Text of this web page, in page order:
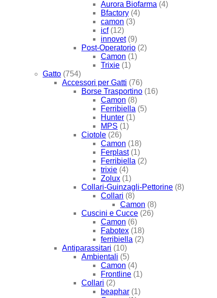
Aurora Biofarma (4)
Bfactory (4)
camon (3)
icf (12)
innovet (9)
Post-Operatorio (2)
Camon (1)
Trixie (1)
Gatto (754)
Accessori per Gatti (76)
Borse Trasportino (16)
Camon (8)
Ferribiella (5)
Hunter (1)
MPS (1)
Ciotole (26)
Camon (18)
Ferplast (1)
Ferribiella (2)
trixie (4)
Zolux (1)
Collari-Guinzagli-Pettorine (8)
Collari (8)
Camon (8)
Cuscini e Cucce (26)
Camon (6)
Fabotex (18)
ferribiella (2)
Antiparassitari (10)
Ambientali (5)
Camon (4)
Frontline (1)
Collari (2)
beaphar (1)